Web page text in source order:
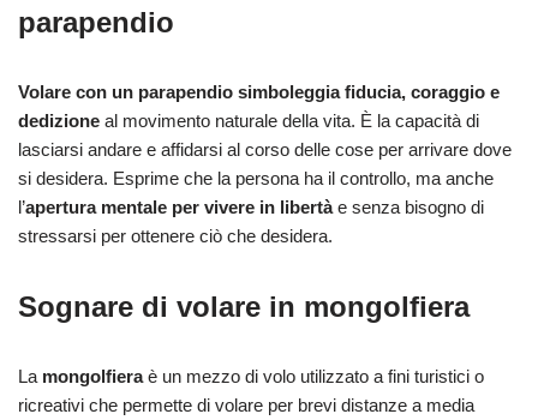
parapendio
Volare con un parapendio simboleggia fiducia, coraggio e
dedizione al movimento naturale della vita. È la capacità di
lasciarsi andare e affidarsi al corso delle cose per arrivare dove
si desidera. Esprime che la persona ha il controllo, ma anche
l’apertura mentale per vivere in libertàe senza bisogno di
stressarsi per ottenere ciò che desidera.
Sognare di volare in mongolfiera
La mongolfieraè un mezzo di volo utilizzato a fini turistici o
ricreativi che permette di volare per brevi distanze a media